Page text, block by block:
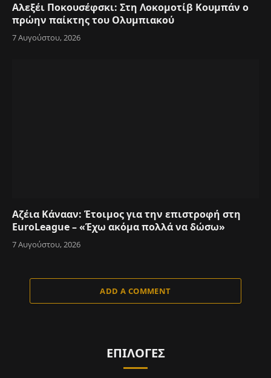
Αλεξέι Ποκουσέφσκι: Στη Λοκομοτίβ Κουμπάν ο
πρώην παίκτης του Ολυμπιακού
7 Αυγούστου, 2026
Αζέια Κάνααν: Έτοιμος για την επιστροφή στη
EuroLeague – «Έχω ακόμα πολλά να δώσω»
7 Αυγούστου, 2026
ADD A COMMENT
ΕΠΙΛΟΓΈΣ